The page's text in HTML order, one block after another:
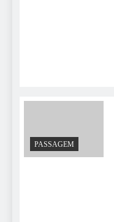
PASSAGEM